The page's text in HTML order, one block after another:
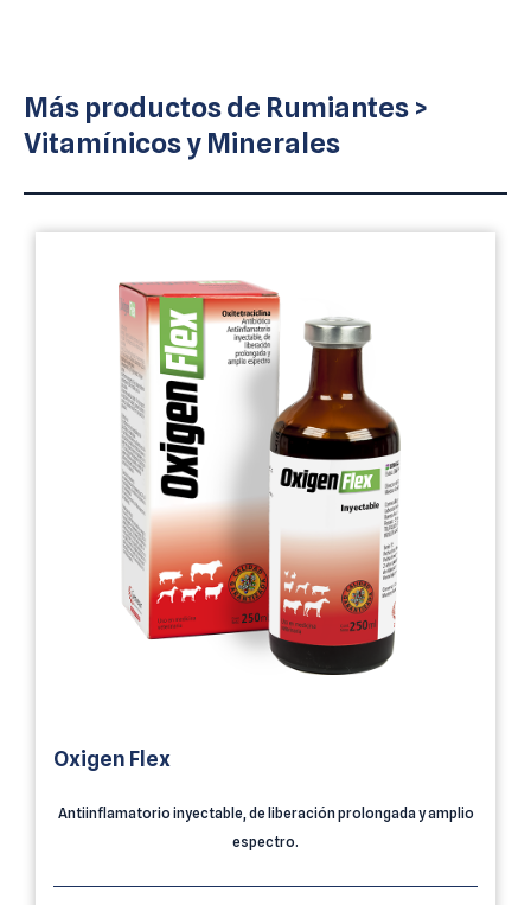
Más productos de Rumiantes >
Vitamínicos y Minerales
Oxigen Flex
Antiinflamatorio inyectable, de liberación prolongada y amplio
espectro.